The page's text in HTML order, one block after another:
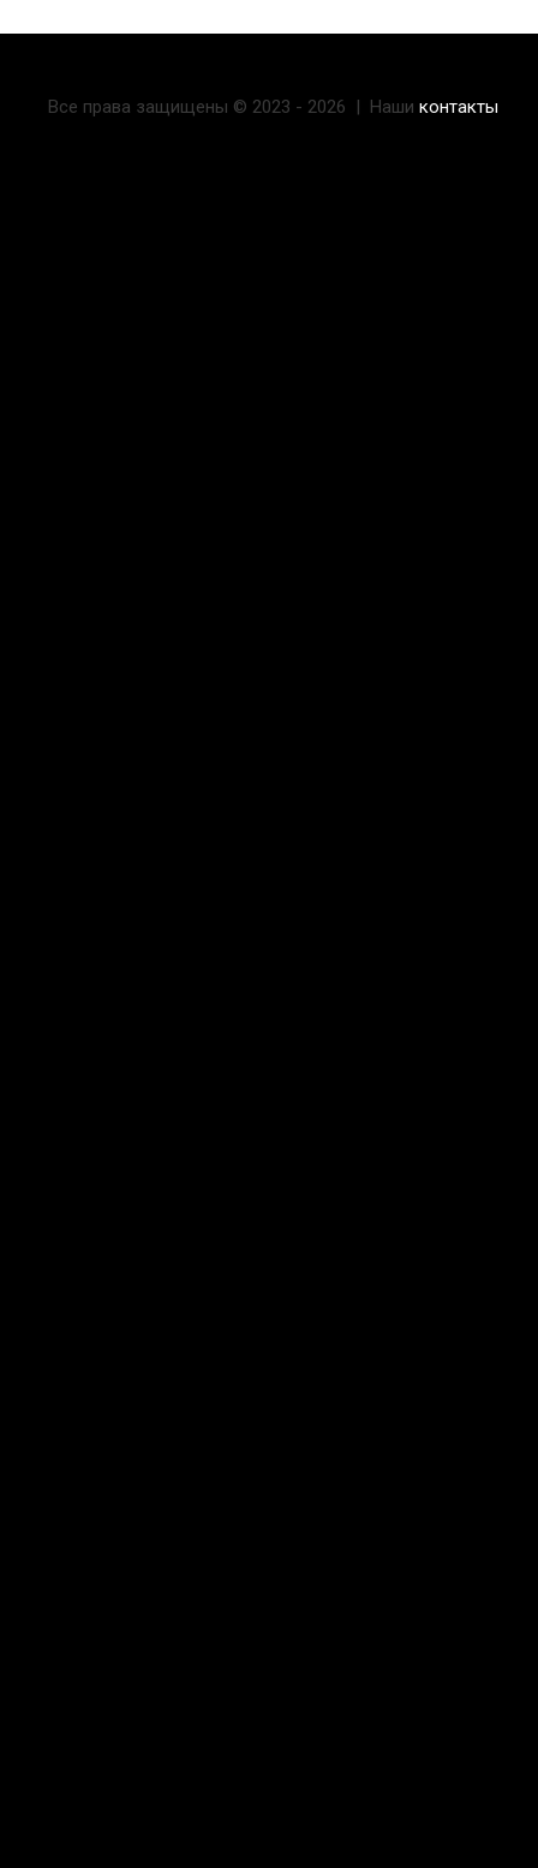
Все права защищены © 2023 - 2026 | Наши контакты